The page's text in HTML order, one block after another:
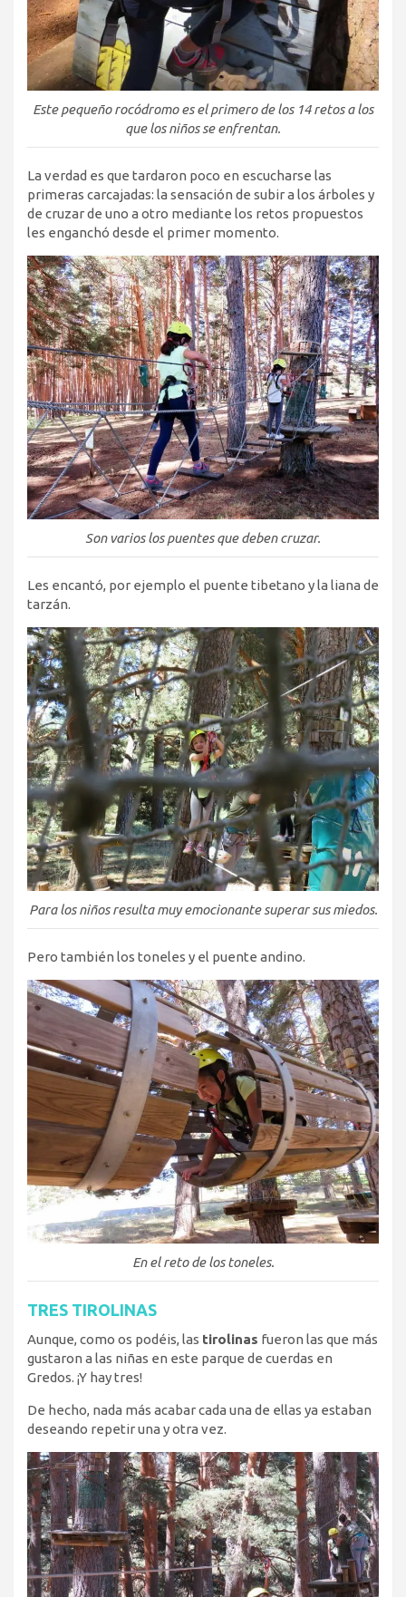
Este pequeño rocódromo es el primero de los 14 retos a los
que los niños se enfrentan.
La verdad es que tardaron poco en escucharse las
primeras carcajadas: la sensación de subir a los árboles y
de cruzar de uno a otro mediante los retos propuestos
les enganchó desde el primer momento.
Son varios los puentes que deben cruzar.
Les encantó, por ejemplo el puente tibetano y la liana de
tarzán.
Para los niños resulta muy emocionante superar sus miedos.
Pero también los toneles y el puente andino.
En el reto de los toneles.
TRES TIROLINAS
Aunque, como os podéis, las tirolinas fueron las que más
gustaron a las niñas en este parque de cuerdas en
Gredos. ¡Y hay tres!
De hecho, nada más acabar cada una de ellas ya estaban
deseando repetir una y otra vez.